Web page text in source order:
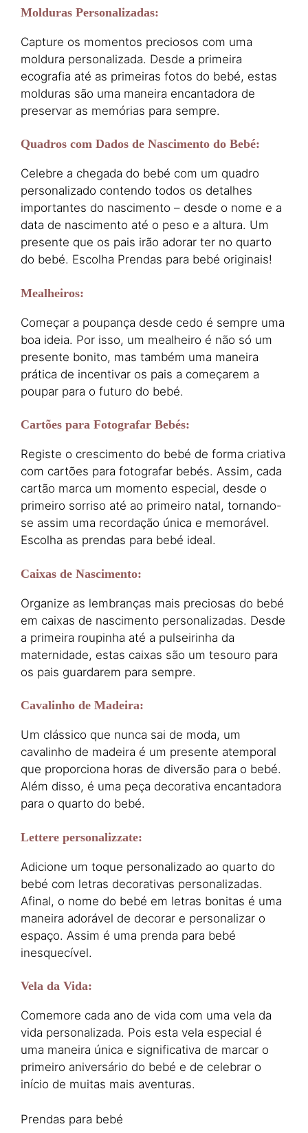
Molduras Personalizadas:
Capture os momentos preciosos com uma
moldura personalizada. Desde a primeira
ecografia até as primeiras fotos do bebé, estas
molduras são uma maneira encantadora de
preservar as memórias para sempre.
Quadros com Dados de Nascimento do Bebé:
Celebre a chegada do bebé com um quadro
personalizado contendo todos os detalhes
importantes do nascimento – desde o nome e a
data de nascimento até o peso e a altura. Um
presente que os pais irão adorar ter no quarto
do bebé. Escolha Prendas para bebé originais!
Mealheiros:
Começar a poupança desde cedo é sempre uma
boa ideia. Por isso, um mealheiro é não só um
presente bonito, mas também uma maneira
prática de incentivar os pais a começarem a
poupar para o futuro do bebé.
Cartões para Fotografar Bebés:
Registe o crescimento do bebé de forma criativa
com cartões para fotografar bebés. Assim, cada
cartão marca um momento especial, desde o
primeiro sorriso até ao primeiro natal, tornando-
se assim uma recordação única e memorável.
Escolha as prendas para bebé ideal.
Caixas de Nascimento:
Organize as lembranças mais preciosas do bebé
em caixas de nascimento personalizadas. Desde
a primeira roupinha até a pulseirinha da
maternidade, estas caixas são um tesouro para
os pais guardarem para sempre.
Cavalinho de Madeira:
Um clássico que nunca sai de moda, um
cavalinho de madeira é um presente atemporal
que proporciona horas de diversão para o bebé.
Além disso, é uma peça decorativa encantadora
para o quarto do bebé.
Lettere personalizzate:
Adicione um toque personalizado ao quarto do
bebé com letras decorativas personalizadas.
Afinal, o nome do bebé em letras bonitas é uma
maneira adorável de decorar e personalizar o
espaço. Assim é uma prenda para bebé
inesquecível.
Vela da Vida:
Comemore cada ano de vida com uma vela da
vida personalizada. Pois esta vela especial é
uma maneira única e significativa de marcar o
primeiro aniversário do bebé e de celebrar o
início de muitas mais aventuras.
Prendas para bebé